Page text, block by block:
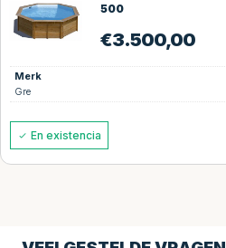
500
€3.500,00
Merk
Gre
En existencia